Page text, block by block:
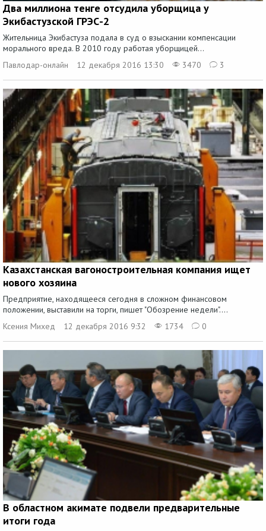
Два миллиона тенге отсудила уборщица у
Экибастузской ГРЭС-2
Жительница Экибастуза подала в суд о взыскании компенсации
морального вреда. В 2010 году работая уборщицей...
Павлодар-онлайн
12 декабря 2016 13:30 3470 3
Казахстанская вагоностроительная компания ищет
нового хозяина
Предприятие, находящееся сегодня в сложном финансовом
положении, выставили на торги, пишет "Обозрение недели"....
Ксения Михед
12 декабря 2016 9:32 1734 0
В областном акимате подвели предварительные
итоги года